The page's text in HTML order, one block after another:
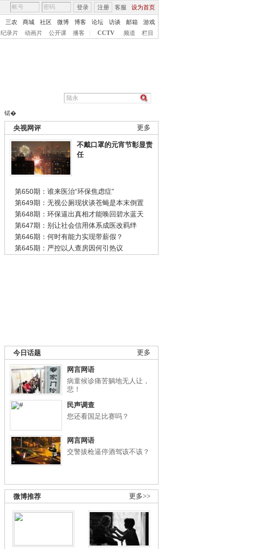
客服 设为首页
登录 注册
三农 商城 社区 微博 博客 论坛 访谈 邮箱
游戏
纪录片 动画片 公开课 播客 CCTV 频道 栏目
锘�
更多
央视网评
不戴口罩的元宵节彰显责
任
第650期：谁来医治“环保焦虑症”
第649期：无视公厕现状谈苍蝇是本末倒置
第648期：环保逼出真相才能唤回碧水蓝天
第647期：别让社会信用体系成医改羁绊
第646期：何时有能力实现带薪假？
第645期：严控以人查房因何引热议
更多
今日话题
网言网语
病童候诊痛苦躺地无人让，
悲！
民声调查
您还看国足比赛吗？
网言网语
交警拔枪逼停酒驾该不该？
更多>>
微博推荐